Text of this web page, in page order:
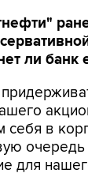
ли банк
себя в
очередь
для